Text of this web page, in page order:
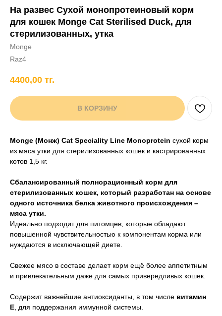
+7 706 407 30 81
Написать в WhatsApp
На развес Сухой монопротеиновый корм
для кошек Monge Cat Sterilised Duck, для
стерилизованных, утка
Monge
Raz4
4400,00 тг.
В КОРЗИНУ
Monge (Монж) Cat Speciality Line Monoprotein сухой корм
из мяса утки для стерилизованных кошек и кастрированных
котов 1,5 кг.
Сбалансированный полнорационный корм для
стерилизованных кошек, который разработан на основе
одного источника белка животного происхождения –
мяса утки.
Идеально подходит для питомцев, которые обладают
повышенной чувствительностью к компонентам корма или
нуждаются в исключающей диете.
Свежее мясо в составе делает корм ещё более аппетитным
и привлекательным даже для самых привередливых кошек.
Содержит важнейшие антиоксиданты, в том числе витамин
Е, для поддержания иммунной системы.